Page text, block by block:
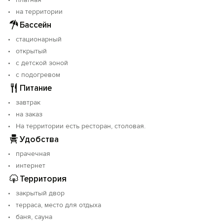
«Роза Хутор», «Газпром» (услуга предоставляется
только в горнолыжный сезон).
Объект прошёл классификацию. Номер реестровой
записи: С232025015478.
на территории
Бассейн
стационарный
открытый
с детской зоной
с подогревом
Питание
завтрак
на заказ
На территории есть ресторан, столовая.
Удобства
прачечная
интернет
Территория
закрытый двор
терраса, место для отдыха
баня, сауна